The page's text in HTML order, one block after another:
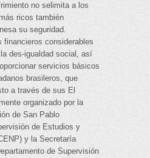
no selimita a los
ricos también
su seguridad.
financieros considerables
des-igualdad social, así
servicios básicos
brasileros, que
a través de sus El
organizado por la
de San Pablo
de Estudios y
y la Secretaría
de Supervisión